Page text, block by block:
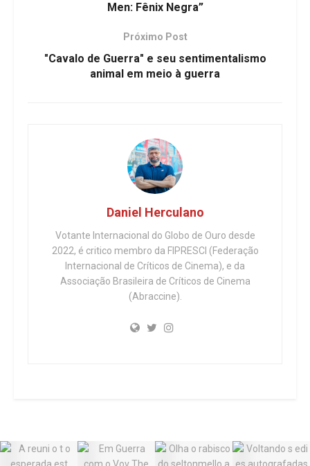
Men: Fênix Negra”
Próximo Post
"Cavalo de Guerra" e seu sentimentalismo
animal em meio à guerra
Daniel Herculano
Votante Internacional do Globo de Ouro desde
2022, é critico membro da FIPRESCI (Federação
Internacional de Críticos de Cinema), e da
Associação Brasileira de Críticos de Cinema
(Abraccine).